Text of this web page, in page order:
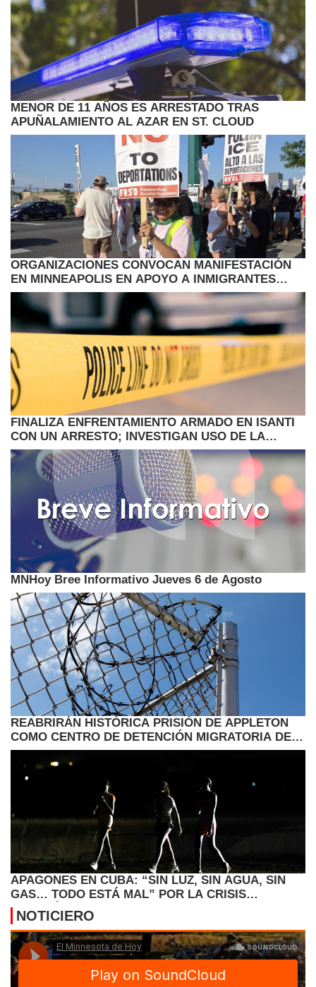
MENOR DE 11 AÑOS ES ARRESTADO TRAS
APUÑALAMIENTO AL AZAR EN ST. CLOUD
ORGANIZACIONES CONVOCAN MANIFESTACIÓN
EN MINNEAPOLIS EN APOYO A INMIGRANTES
HAITIANOS CON TPS
FINALIZA ENFRENTAMIENTO ARMADO EN ISANTI
CON UN ARRESTO; INVESTIGAN USO DE LA
FUERZA
MNHoy Bree Informativo Jueves 6 de Agosto
REABRIRÁN HISTÓRICA PRISIÓN DE APPLETON
COMO CENTRO DE DETENCIÓN MIGRATORIA DEL
ICE
APAGONES EN CUBA: “SIN LUZ, SIN AGUA, SIN
GAS… TODO ESTÁ MAL” POR LA CRISIS
ENERGÉTICA
NOTICIERO